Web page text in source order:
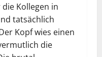
Kollegen in
tatsächlich
Kopf wies einen
die